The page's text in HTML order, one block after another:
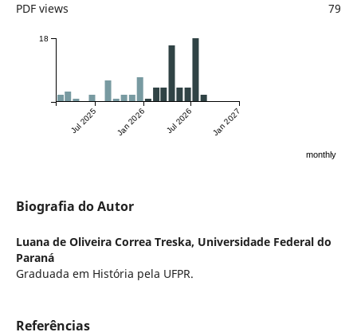
PDF views 79
Jul 2025 Jan 2026 Jul 2026 Jan 2027
18
monthly
Biografia do Autor
Luana de Oliveira Correa Treska, Universidade Federal do
Paraná
Graduada em História pela UFPR.
Referências